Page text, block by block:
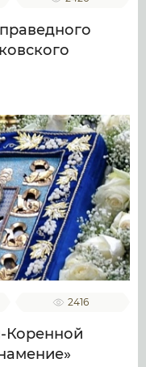
2416
Коренной